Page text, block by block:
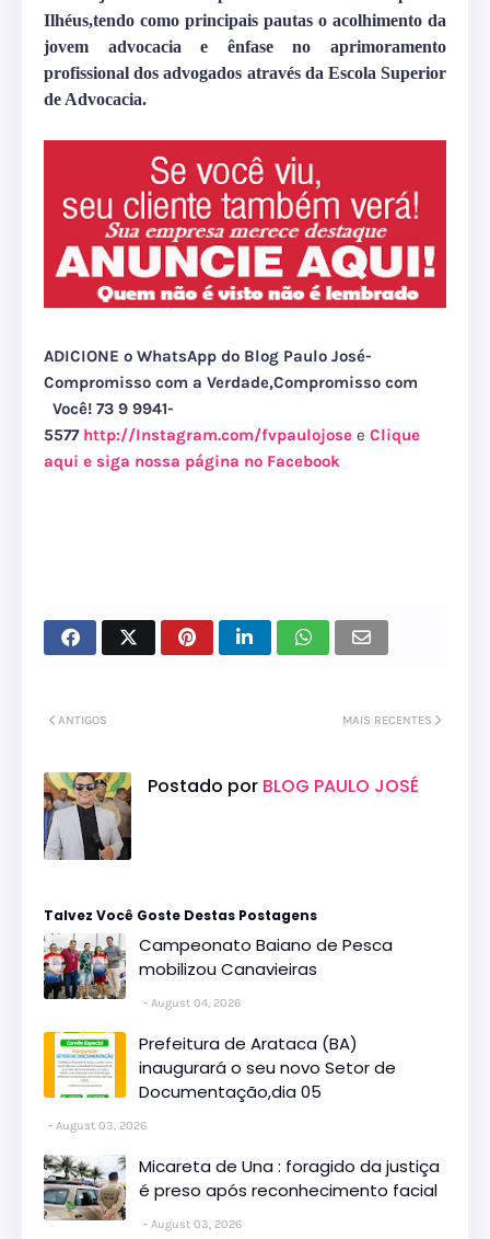
Ilhéus,tendo como principais pautas o acolhimento da
jovem advocacia e ênfase no aprimoramento
profissional dos advogados através da Escola Superior
de Advocacia.
ADICIONE o WhatsApp do Blog Paulo José-
Compromisso com a Verdade,Compromisso com
Você! 73 9 9941-
5577 http://Instagram.com/fvpaulojose e Clique
aqui e siga nossa página no Facebook
MAIS RECENTES
ANTIGOS
Postado por BLOG PAULO JOSÉ
Talvez Você Goste Destas Postagens
Campeonato Baiano de Pesca
mobilizou Canavieiras
August 04, 2026
Prefeitura de Arataca (BA)
inaugurará o seu novo Setor de
Documentação,dia 05
August 03, 2026
Micareta de Una : foragido da justiça
é preso após reconhecimento facial
August 03, 2026